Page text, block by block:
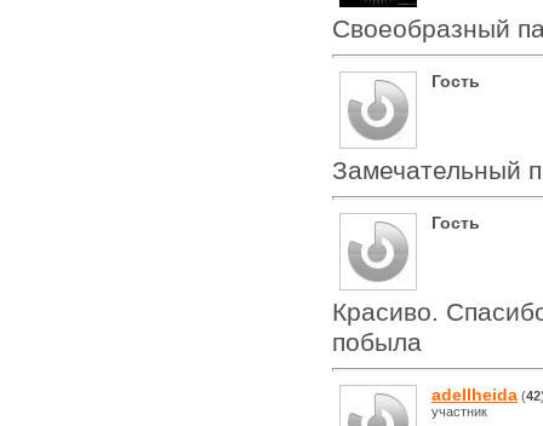
Своеобразный
Гость
Замечательный
Гость
Красиво.
побыла
adellheida (42
участник